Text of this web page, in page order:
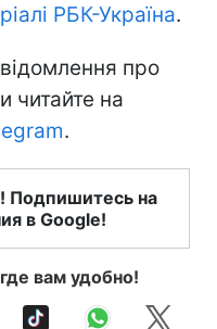
РБК-Україна.
про
читайте на
.
Подпишитесь на
в Google!
вам удобно!